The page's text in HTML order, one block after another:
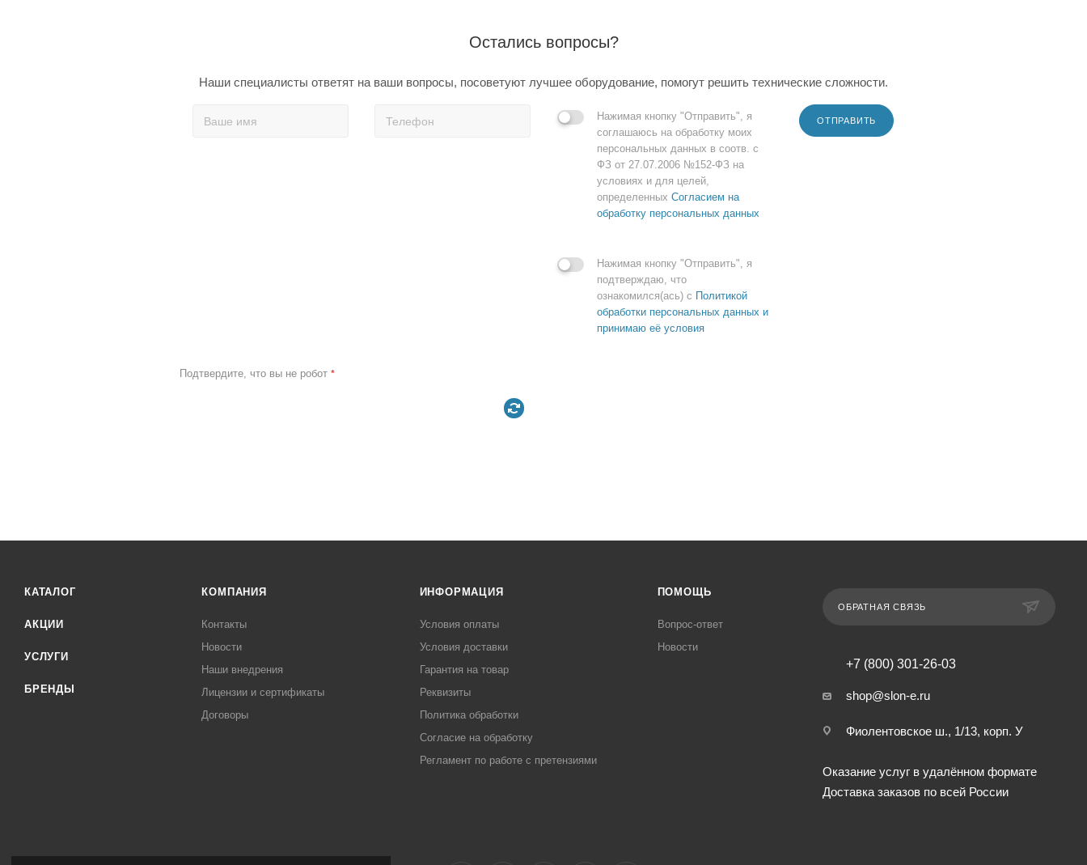
Остались вопросы?
Наши специалисты ответят на ваши вопросы, посоветуют лучшее оборудование, помогут решить технические сложности.
Нажимая кнопку "Отправить", я
соглашаюсь на обработку моих
персональных данных в соотв. с
ФЗ от 27.07.2006 №152-ФЗ на
условиях и для целей,
определенных Согласием на
обработку персональных данных
Нажимая кнопку "Отправить", я
подтверждаю, что
ознакомился(ась) с Политикой
обработки персональных данных и
принимаю её условия
ОТПРАВИТЬ
Подтвердите, что вы не робот *
КАТАЛОГ
АКЦИИ
УСЛУГИ
БРЕНДЫ
КОМПАНИЯ
Контакты
Новости
Наши внедрения
Лицензии и сертификаты
Договоры
ИНФОРМАЦИЯ
Условия оплаты
Условия доставки
Гарантия на товар
Реквизиты
Политика обработки
Согласие на обработку
Регламент по работе с претензиями
ПОМОЩЬ
Вопрос-ответ
Новости
ОБРАТНАЯ СВЯЗЬ
+7 (800) 301-26-03
shop@slon-e.ru
Фиолентовское ш., 1/13, корп. У
Оказание услуг в удалённом формате
Доставка заказов по всей России